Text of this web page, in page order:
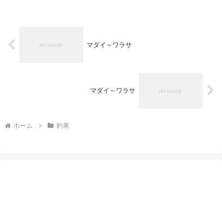
マダイ～ワラサ
マダイ～ワラサ
ホーム 釣果